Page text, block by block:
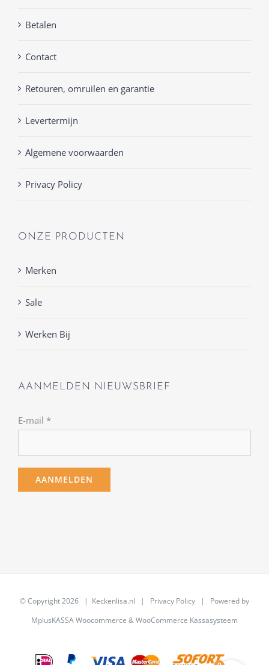
Betalen
Contact
Retouren, omruilen en garantie
Levertermijn
Algemene voorwaarden
Privacy Policy
ONZE PRODUCTEN
Merken
Sale
Werken Bij
AANMELDEN NIEUWSBRIEF
E-mail *
© Copyright2026 | Keckenlisa.nl | Privacy Policy | Powered by
MplusKASSA Woocommerce &WooCommerce Kassasysteem